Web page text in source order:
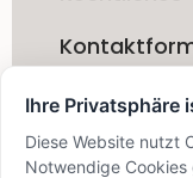
Social
Ihre Privatsphäre
Diese Website nutzt
Notwendige